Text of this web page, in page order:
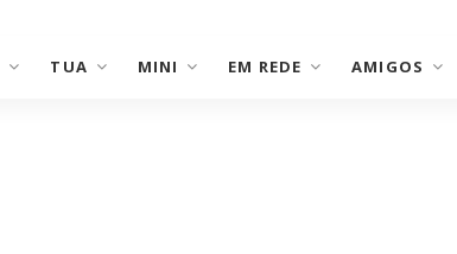
TUA MINI EM REDE AMIGOS